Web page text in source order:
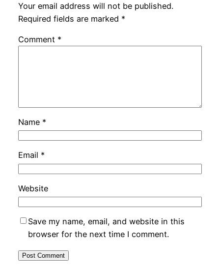
Your email address will not be published.
Required fields are marked *
Comment *
Name *
Email *
Website
Save my name, email, and website in this
browser for the next time I comment.